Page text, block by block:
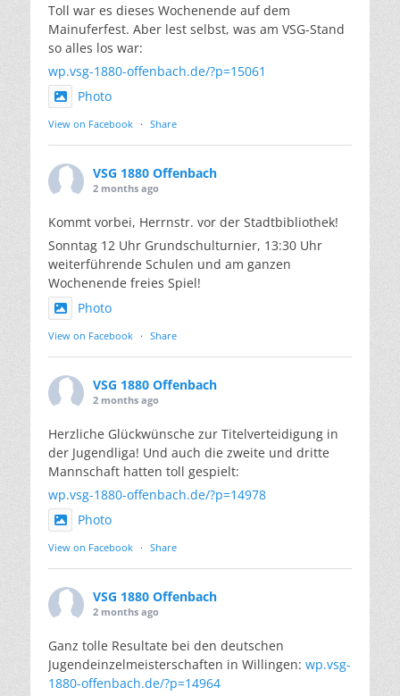
Toll war es dieses Wochenende auf dem
Mainuferfest. Aber lest selbst, was am VSG-Stand
so alles los war:
wp.vsg-1880-offenbach.de/?p=15061
Photo
View on Facebook · Share
VSG 1880 Offenbach
2 months ago
Kommt vorbei, Herrnstr. vor der Stadtbibliothek!
Sonntag 12 Uhr Grundschulturnier, 13:30 Uhr
weiterführende Schulen und am ganzen
Wochenende freies Spiel!
Photo
View on Facebook · Share
VSG 1880 Offenbach
2 months ago
Herzliche Glückwünsche zur Titelverteidigung in
der Jugendliga! Und auch die zweite und dritte
Mannschaft hatten toll gespielt:
wp.vsg-1880-offenbach.de/?p=14978
Photo
View on Facebook · Share
VSG 1880 Offenbach
2 months ago
Ganz tolle Resultate bei den deutschen
Jugendeinzelmeisterschaften in Willingen: wp.vsg-
1880-offenbach.de/?p=14964